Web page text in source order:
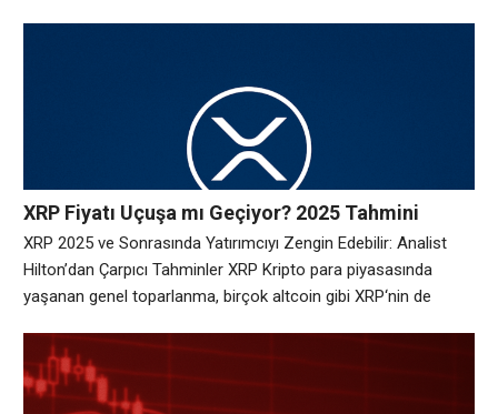
alanındaki sorumsuz yaklaşımlara dikkat çekti. Öte yandan,
gizliliğe ve faydaya dayalı projeleri desteklediğini ifade
XRP Fiyatı Uçuşa mı Geçiyor? 2025 Tahmini
Yatırımcıları Heyecanlandırdı!
XRP 2025 ve Sonrasında Yatırımcıyı Zengin Edebilir: Analist
Hilton’dan Çarpıcı Tahminler XRP Kripto para piyasasında
yaşanan genel toparlanma, birçok altcoin gibi XRP‘nin de
haftalarda ticaret tarifelerine dair oluşan küresel belirsizliklerin
ardından yatırımcıların yeniden piyasaya yönelmesi, XRP’nin
fiyatına olumlu yansıdı. Uzman kripto analisti ve popüler